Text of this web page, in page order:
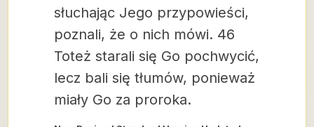
słuchając Jego przypowieści,
poznali, że o nich mówi. 46
Toteż starali się Go pochwycić,
lecz bali się tłumów, ponieważ
miały Go za proroka.